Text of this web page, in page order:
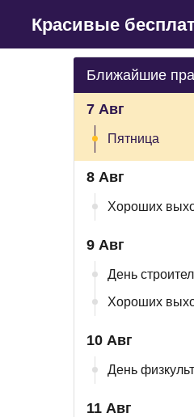
Красивые
Ближайшие
7 Авг
Пятница
8 Авг
Хороших
9 Авг
День
Хороших
10 Авг
День
11 Авг